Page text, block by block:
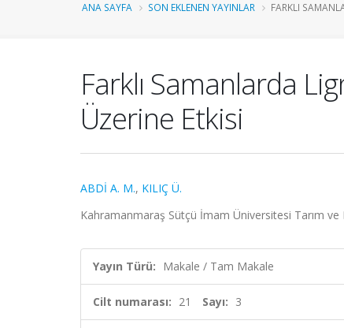
ANA SAYFA SON EKLENEN YAYINLAR FARKLI
Farklı Samanlarda
Üzerine Etkisi
ABDİ A. M., KILIÇ Ü.
Kahramanmaraş Sütçü İmam Üniversitesi Tarım
Yayın Türü: Makale / Tam Makale
Cilt numarası: 21 Sayı: 3